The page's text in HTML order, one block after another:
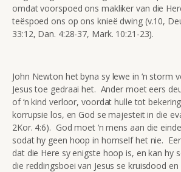
omdat voorspoed ons makliker van die
teëspoed ons op ons knieë dwing (v.10,
33:12, Dan. 4:28-37, Mark. 10:21-23).
John Newton het byna sy lewe in ‘n storm
Jesus toe gedraai het. Ander moet eers
of ‘n kind verloor, voordat hulle tot
korrupsie los, en God se majesteit in die
2Kor. 4:6). God moet ‘n mens aan die
sodat hy geen hoop in homself het nie.
dat die Here sy enigste hoop is, en kan hy
die reddingsboei van Jesus se kruisdood